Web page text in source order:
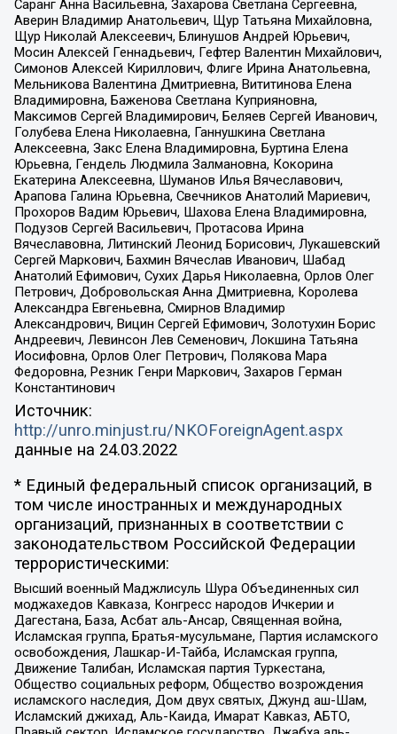
Саранг Анна Васильевна, Захарова Светлана Сергеевна,
Аверин Владимир Анатольевич, Щур Татьяна Михайловна,
Щур Николай Алексеевич, Блинушов Андрей Юрьевич,
Мосин Алексей Геннадьевич, Гефтер Валентин Михайлович,
Симонов Алексей Кириллович, Флиге Ирина Анатольевна,
Мельникова Валентина Дмитриевна, Вититинова Елена
Владимировна, Баженова Светлана Куприяновна,
Максимов Сергей Владимирович, Беляев Сергей Иванович,
Голубева Елена Николаевна, Ганнушкина Светлана
Алексеевна, Закс Елена Владимировна, Буртина Елена
Юрьевна, Гендель Людмила Залмановна, Кокорина
Екатерина Алексеевна, Шуманов Илья Вячеславович,
Арапова Галина Юрьевна, Свечников Анатолий Мариевич,
Прохоров Вадим Юрьевич, Шахова Елена Владимировна,
Подузов Сергей Васильевич, Протасова Ирина
Вячеславовна, Литинский Леонид Борисович, Лукашевский
Сергей Маркович, Бахмин Вячеслав Иванович, Шабад
Анатолий Ефимович, Сухих Дарья Николаевна, Орлов Олег
Петрович, Добровольская Анна Дмитриевна, Королева
Александра Евгеньевна, Смирнов Владимир
Александрович, Вицин Сергей Ефимович, Золотухин Борис
Андреевич, Левинсон Лев Семенович, Локшина Татьяна
Иосифовна, Орлов Олег Петрович, Полякова Мара
Федоровна, Резник Генри Маркович, Захаров Герман
Константинович
Источник:
http://unro.minjust.ru/NKOForeignAgent.aspx
данные на 24.03.2022
* Единый федеральный список организаций, в
том числе иностранных и международных
организаций, признанных в соответствии с
законодательством Российской Федерации
террористическими:
Высший военный Маджлисуль Шура Объединенных сил
моджахедов Кавказа, Конгресс народов Ичкерии и
Дагестана, База, Асбат аль-Ансар, Священная война,
Исламская группа, Братья-мусульмане, Партия исламского
освобождения, Лашкар-И-Тайба, Исламская группа,
Движение Талибан, Исламская партия Туркестана,
Общество социальных реформ, Общество возрождения
исламского наследия, Дом двух святых, Джунд аш-Шам,
Исламский джихад, Аль-Каида, Имарат Кавказ, АБТО,